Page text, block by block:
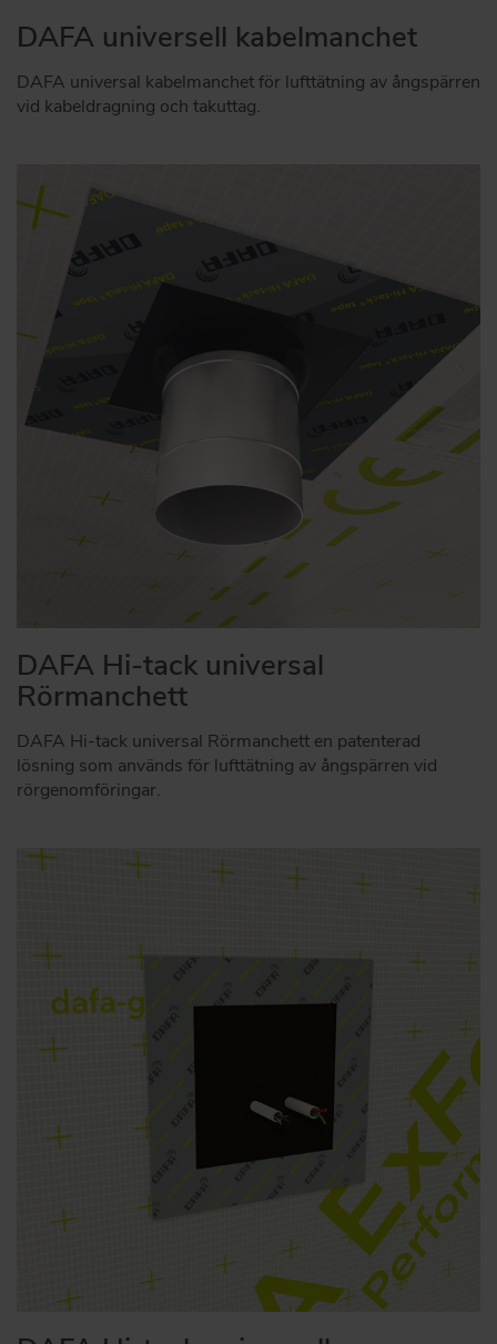
DAFA universell kabelmanchet
DAFA universal kabelmanchet för lufttätning av ångspärren
vid kabeldragning och takuttag.
DAFA Hi-tack universal
Rörmanchett
DAFA Hi-tack universal Rörmanchett en patenterad
lösning som används för lufttätning av ångspärren vid
rörgenomföringar.